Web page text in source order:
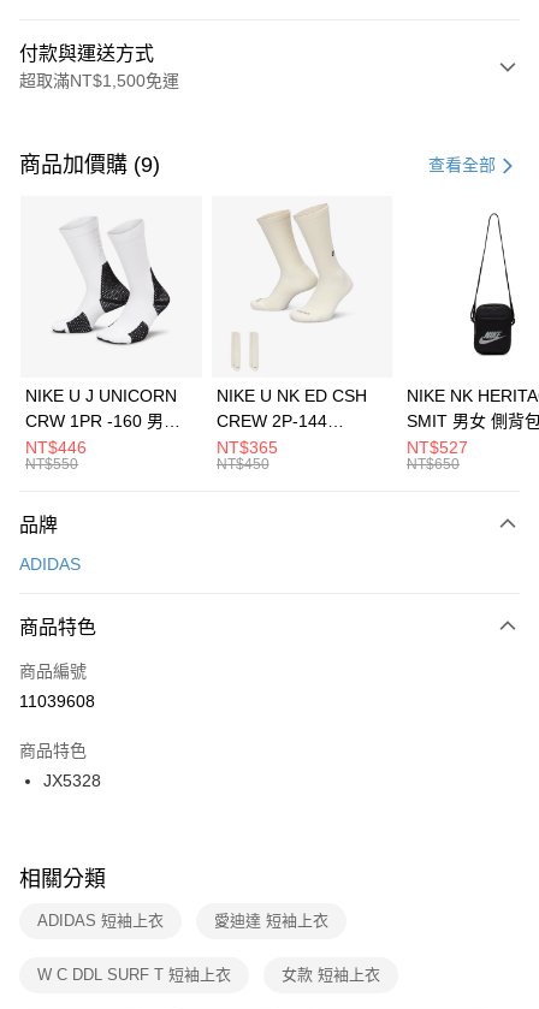
付款與運送方式
超取滿NT$1,500免運
信用卡一次付款
3 期 0 利率 每期 21家銀行
合作金庫商業銀行
第一商業銀行
華南商業銀行
彰化商業銀行
上海商業儲蓄銀行
元大商業銀行
台灣樂天信用卡公司
Apple Pay
全盈+PAY
AFTEE先享後付
【關於「AFTEE先享後付」】
便利好安心！
３．安心：先確認商品／服務後，再付款。
【「AFTEE先享後付」結帳流程】
１．於結帳方式選擇「AFTEE先享後付」後，將跳轉至「AFTEE先享後付」
２．訂單成立數日內，您將收到繳費通知簡訊。
３．收到繳費通知簡訊後14天內，點擊此簡訊中的連結，可透過四大超商／
ATM／網路銀行／等多元方式進行付款，方視為交易完成。
※ 交易是否成功請以「AFTEE先享後付 」之結帳頁面顯示為準，若有關於
是否繳費成功／繳費後需取消欲退款等相關疑問，請聯繫「AFTEE先享後付
客戶支援中心」https://netprotections.freshdesk.com/support/home
１．透過由恩沛科技股份有限公司提供之「AFTEE先享後付」服務完成之交
運送方式
每筆NT$100，滿NT$1,500(含以上)免運費
宅配
每筆NT$100，滿NT$1,500(含以上)免運費
付款後門市自取
每筆NT$100，滿NT$1,500(含以上)免運費
商品加價購 (9) 查看全部
NIKE U J UNICORN
CRW 1PR -160 男女
中統襪 FZ3393100
NT$446
NT$550
NIKE U NK ED CSH
CREW 2P-144
EMBRDY 男女 短統襪
FZ3073133
NT$365
NT$450
NIKE NK
SMIT 男女 側背
BA5871010
NT$527
NT$650
品牌
ADIDAS
商品特色
商品編號
11039608
商品特色
JX5328
相關分類
ADIDAS 短袖上衣 愛迪達 短袖上衣
W C DDL SURF T 短袖上衣 女款 短袖上衣